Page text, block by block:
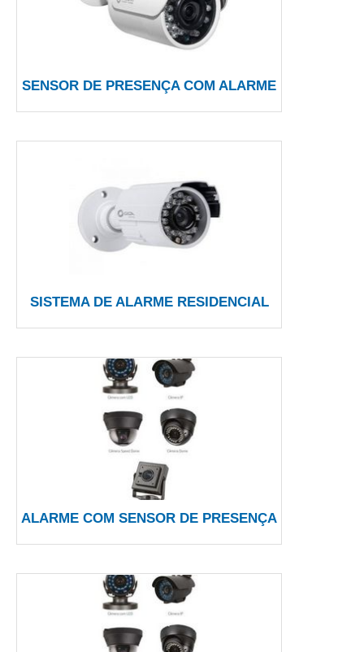
SENSOR DE PRESENÇA COM ALARME
SISTEMA DE ALARME RESIDENCIAL
ALARME COM SENSOR DE PRESENÇA